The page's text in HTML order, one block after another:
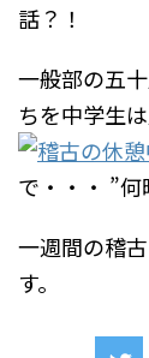
話？！
一般部の五
ちを中学生
で・・・ ”
一週間の稽
す。